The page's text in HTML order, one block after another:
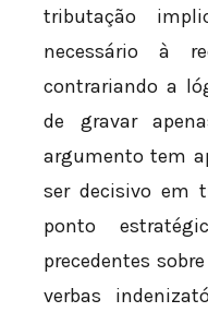
tributação
necessário à
contrariando a
de gravar
argumento tem
ser decisivo em
ponto
precedentes
verbas